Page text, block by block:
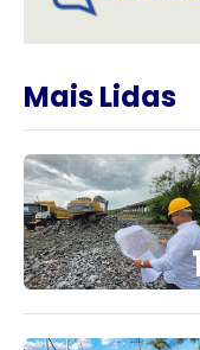
Mais Lidas